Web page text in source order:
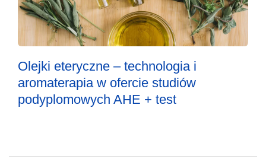
Olejki eteryczne – technologia i
aromaterapia w ofercie studiów
podyplomowych AHE + test